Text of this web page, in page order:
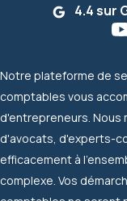
4.4 sur
Notre plateforme de
comptables vous
d'entrepreneurs.
d'avocats, d'experts-
efficacement à
complexe. Vos